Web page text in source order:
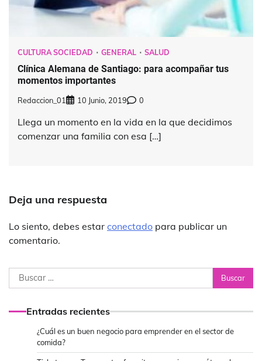
CULTURA SOCIEDAD GENERAL SALUD
Clínica Alemana de Santiago: para acompañar tus
momentos importantes
Redaccion_01 10 Junio, 2019 0
Llega un momento en la vida en la que decidimos
comenzar una familia con esa […]
Deja una respuesta
Lo siento, debes estar conectado para publicar un
comentario.
Buscar:
Entradas recientes
¿Cuál es un buen negocio para emprender en el sector de
comida?